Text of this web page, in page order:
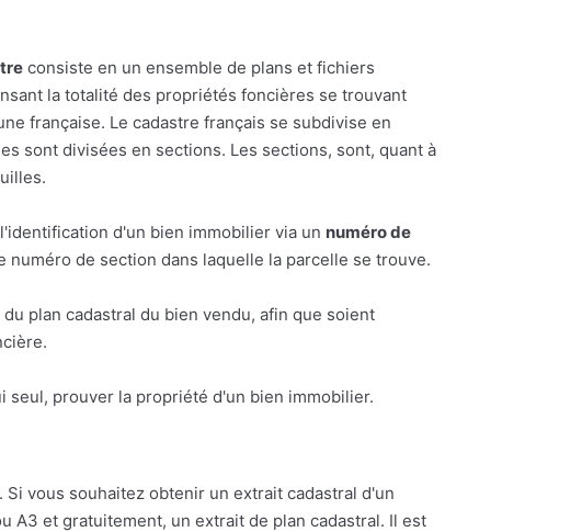
consiste en un ensemble de plans et fichiers
la totalité des propriétés foncières se trouvant
française. Le cadastre français se subdivise en
sont divisées en sections. Les sections, sont, quant à
d'un bien immobilier via un numéro de
numéro de section dans laquelle la parcelle se trouve.
plan cadastral du bien vendu, afin que soient
seul, prouver la propriété d'un bien immobilier.
. Si vous souhaitez obtenir un extrait cadastral d'un
A3 et gratuitement, un extrait de plan cadastral. Il est